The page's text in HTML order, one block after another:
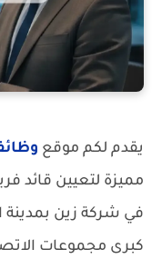
يقدم لكم موقع
مميزة لتعيين قائد
في شركة زين بمدينة
كبرى مجموعات